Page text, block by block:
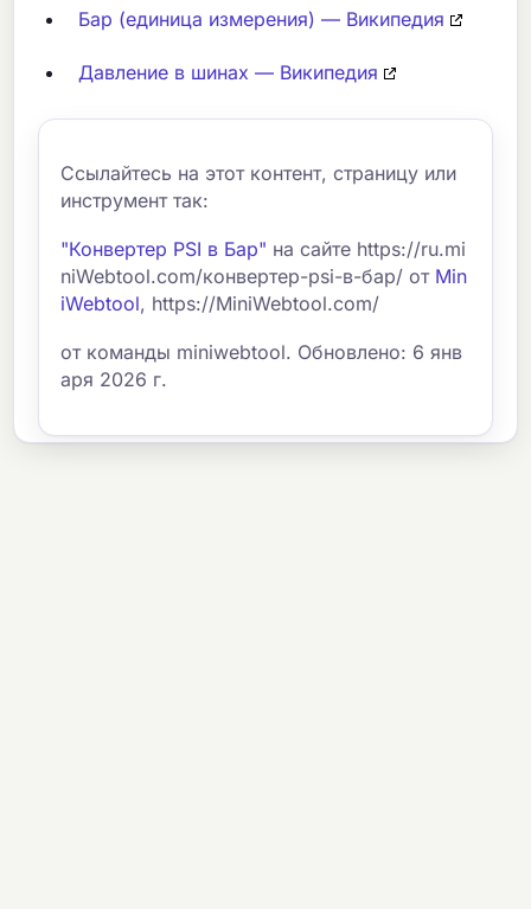
Бар (единица измерения) — Википедия
Давление в шинах — Википедия
Ссылайтесь на этот контент, страницу или
инструмент так:
"Конвертер PSI в Бар" на сайте https://ru.mi
niWebtool.com/конвертер-psi-в-бар/ от Min
iWebtool, https://MiniWebtool.com/
от команды miniwebtool. Обновлено: 6 янв
аря 2026 г.